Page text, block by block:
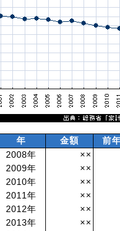
年 金額
前
2008年
××
2009年
××
2010年
××
2011年
××
2012年
××
2013年
××